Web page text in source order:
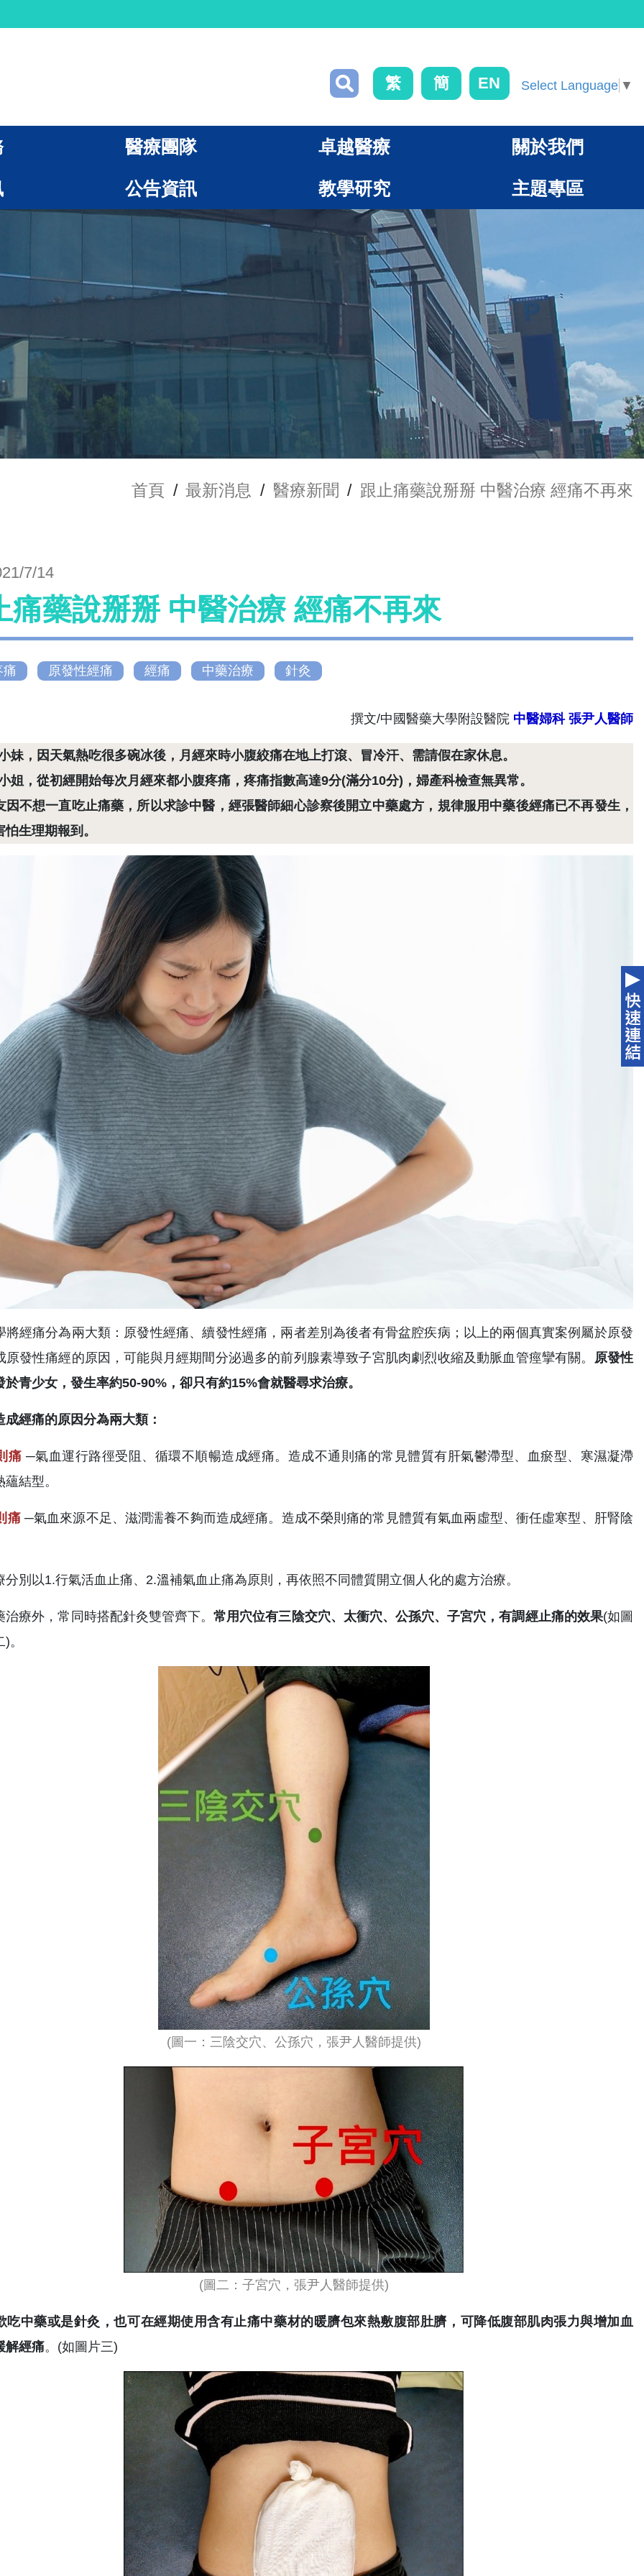
繁 簡 EN Select Language ▼
醫療團隊 卓越醫療 關於我們
公告資訊 教學研究 主題專區
首頁 / 最新消息 / 醫療新聞 / 跟止痛藥說掰掰 中醫治療 經痛不再來
7/14
痛藥說掰掰 中醫治療 經痛不再來
痛 原發性經痛 經痛 中藥治療 針灸
撰文/中國醫藥大學附設醫院 中醫婦科 張尹人醫師
妹，因天氣熱吃很多碗冰後，月經來時小腹絞痛在地上打滾、冒冷汗、需請假在家休息。
姐，從初經開始每次月經來都小腹疼痛，疼痛指數高達9分(滿分10分)，婦產科檢查無異常。
因不想一直吃止痛藥，所以求診中醫，經張醫師細心診察後開立中藥處方，規律服用中藥後經痛已不再發生，
生理期報到。
將經痛分為兩大類：原發性經痛、續發性經痛，兩者差別為後者有骨盆腔疾病；以上的兩個真實案例屬於原發
原發性痛經的原因，可能與月經期間分泌過多的前列腺素導致子宮肌肉劇烈收縮及動脈血管痙攣有關。
原發性
於青少女，發生率約50-90%，卻只有約15%會就醫尋求治療。
成經痛的原因分為兩大類：
痛 ─氣血運行路徑受阻、循環不順暢造成經痛。造成不通則痛的常見體質有肝氣鬱滯型、血瘀型、寒濕凝滯
結型。
痛 ─氣血來源不足、滋潤濡養不夠而造成經痛。造成不榮則痛的常見體質有氣血兩虛型、衝任虛寒型、肝腎陰
分別以1.行氣活血止痛、2.溫補氣血止痛為原則，再依照不同體質開立個人化的處方治療。
治療外，常同時搭配針灸雙管齊下。常用穴位有三陰交穴、太衝穴、公孫穴、子宮穴，有調經止痛的效果(如圖
。
(圖一：三陰交穴、公孫穴，張尹人醫師提供)
(圖二：子宮穴，張尹人醫師提供)
吃中藥或是針灸，也可在經期使用含有止痛中藥材的暖臍包來熱敷腹部肚臍，可降低腹部肌肉張力與增加血
解經痛。(如圖片三)